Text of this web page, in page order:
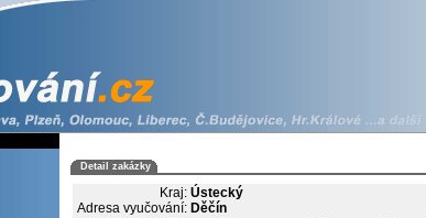
Detail zakázky
Kraj: Ústecký
Adresa vyučování: Děčín